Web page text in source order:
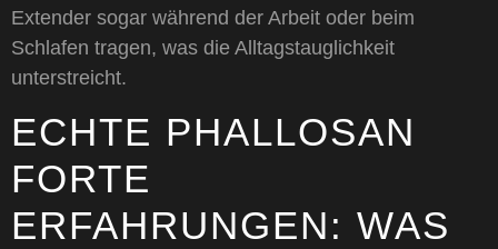
Extender sogar während der Arbeit oder beim
Schlafen tragen, was die Alltagstauglichkeit
unterstreicht.
ECHTE PHALLOSAN
FORTE
ERFAHRUNGEN: WAS